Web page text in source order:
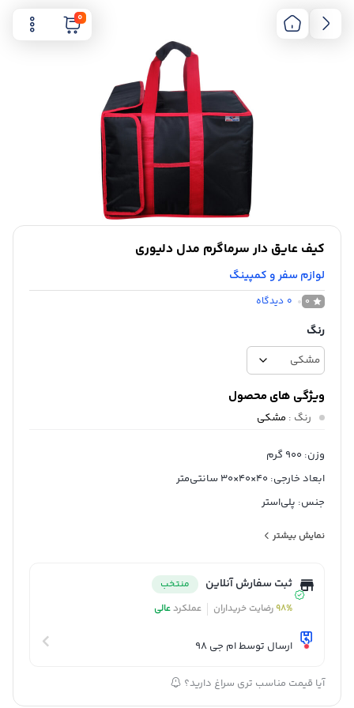
0
کیف عایق دار سرماگرم مدل دلیوری
لوازم سفر و کمپینگ
0
0 دیدگاه
رنگ
ویژگی های محصول
رنگ : مشکی
وزن: 900 گرم
ابعاد خارجی: 40×40×30 سانتی‌متر
جنس: پلی‌استر
تعداد جیب داخلی: بدون جیب داخلی
توضیحات جیب: جیب بیرونی جهت گذاشتن یادداشت
اقلام همراه: یک عدد کاور
نمایش بیشتر
ثبت سفارش آنلاین
منتخب
98%رضایت خریداران عملکردعالی
ارسال توسط ام جی 98
آیا قیمت مناسب تری سراغ دارید؟